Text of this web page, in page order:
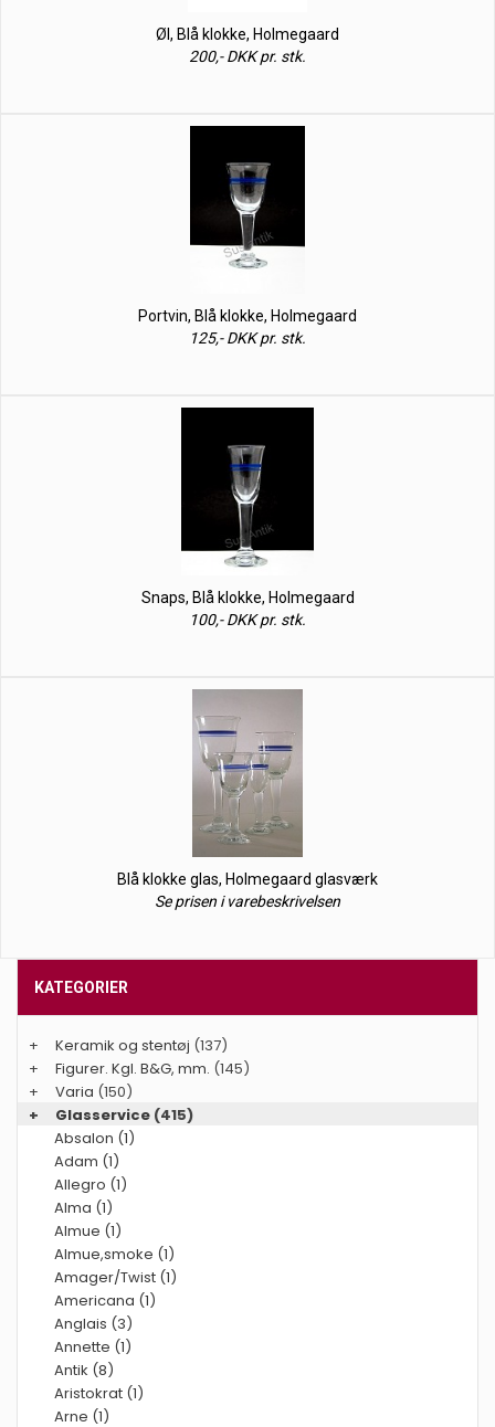
Øl, Blå klokke, Holmegaard
200,- DKK pr. stk.
Portvin, Blå klokke, Holmegaard
125,- DKK pr. stk.
Snaps, Blå klokke, Holmegaard
100,- DKK pr. stk.
Blå klokke glas, Holmegaard glasværk
Se prisen i varebeskrivelsen
KATEGORIER
+ Keramik og stentøj (137)
+
Figurer. Kgl. B&G, mm. (145)
+
Varia (150)
+
Glasservice (415)
Absalon (1)
Adam (1)
Allegro (1)
Alma (1)
Almue (1)
Almue,smoke (1)
Amager/Twist (1)
Americana (1)
Anglais (3)
Annette (1)
Antik (8)
Aristokrat (1)
Arne (1)